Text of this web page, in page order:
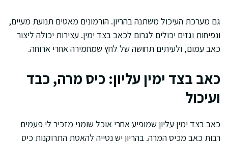
גם מערכת העיכול משתנה בהריון. הורמונים מאטים תנועת מעיים,
ונפיחות וגזים יכולים לגרום לכאב בצד ימין. עצירות יכולה ליצור
כאב עמום, ולעיתים תחושה של לחץ שמחמירה אחרי ארוחה.
כאב בצד ימין עליון: כיס מרה, כבד
ועיכול
כאב בצד ימין עליון שמופיע אחרי אוכל שומני מזכיר לי פעמים
רבות כאב מכיס המרה. בהריון יש נטייה להאטת התרוקנות כיס